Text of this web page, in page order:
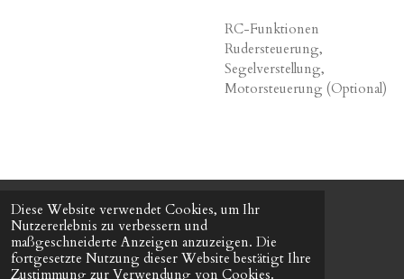
Diese Website verwendet Cookies, um Ihr
Nutzererlebnis zu verbessern und
maßgeschneiderte Anzeigen anzuzeigen. Die
fortgesetzte Nutzung dieser Website bestätigt Ihre
Zustimmung zur Verwendung von Cookies.
RC-Funktionen
Rudersteuerung,
Segelverstellung,
Motorsteuerung (Optional)
© 2023 - 2026 AJ-Modellbau
Mit Unterstützung von Webador